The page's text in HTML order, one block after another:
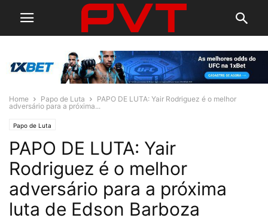
Home Papo de Luta
PAPO DE LUTA: Yair Rodriguez é o melhor
adversário para a próxima...
Papo de Luta
PAPO DE LUTA: Yair
Rodriguez é o melhor
adversário para a próxima
luta de Edson Barboza